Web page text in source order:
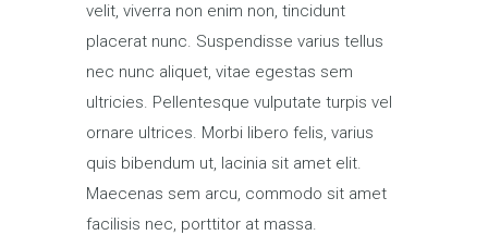
velit, viverra non enim non, tincidunt
placerat nunc. Suspendisse varius tellus
nec nunc aliquet, vitae egestas sem
ultricies. Pellentesque vulputate turpis vel
ornare ultrices. Morbi libero felis, varius
quis bibendum ut, lacinia sit amet elit.
Maecenas sem arcu, commodo sit amet
facilisis nec, porttitor at massa.